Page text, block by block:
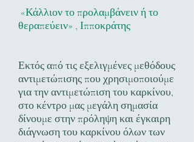
«Κάλλιον το προλαμβάνειν ή το
θεραπεύειν» , Ιπποκράτης
Εκτός από τις εξελιγμένες μεθόδους
αντιμετώπισης που χρησιμοποιούμε
για την αντιμετώπιση του καρκίνου,
στο κέντρο μας μεγάλη σημασία
δίνουμε στην πρόληψη και έγκαιρη
διάγνωση του καρκίνου όλων των